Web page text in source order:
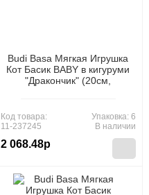
Budi Basa Мягкая Игрушка
Кот Басик BABY в кигуруми
"Дракончик" (20см,
163, (ООО "МПП")
Код товара:
11-237245
2 068.48р
Упаковка: 6
В наличии